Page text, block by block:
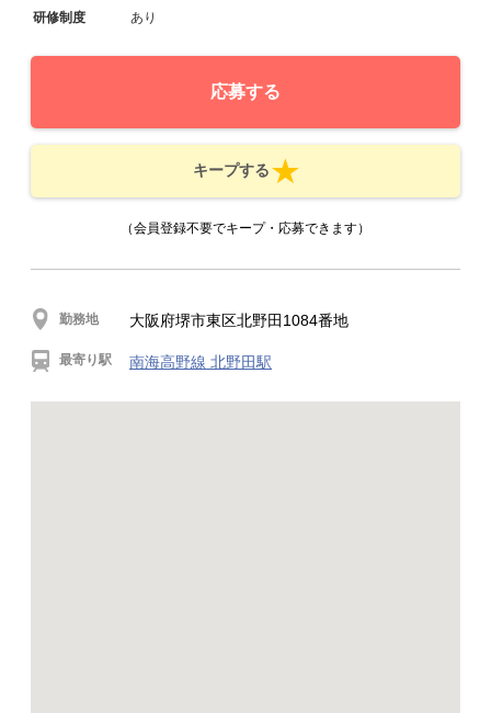
研修制度 あり
応募する
キープする
（会員登録不要でキープ・応募できます）
勤務地 大阪府堺市東区北野田1084番地
最寄り駅 南海高野線 北野田駅